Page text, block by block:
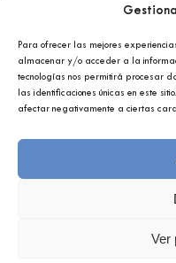
Para ofrecer las mejores
almacenar y/o acceder a la
tecnologías nos permitirá procesar
las identificaciones únicas en este
afectar negativamente a ciertas
Ver
Copyright 2021 ©